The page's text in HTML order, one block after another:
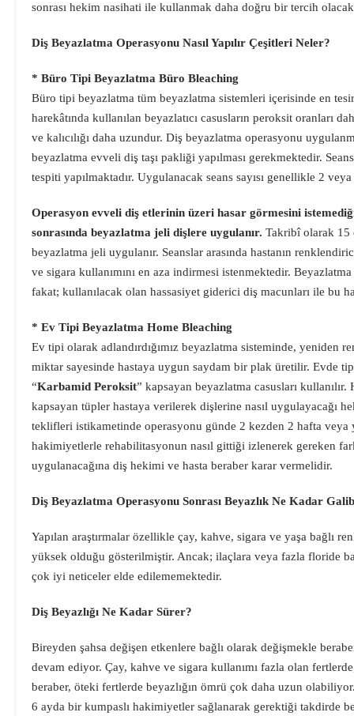
sonrası hekim nasihati ile kullanmak daha doğru bir tercih
Diş Beyazlatma Operasyonu Nasıl Yapılır Çeşitleri Neler?
* Büro Tipi Beyazlatma Büro Bleaching
Büro tipi beyazlatma tüm beyazlatma sistemleri içerisinde en
harekâtında kullanılan beyazlatıcı casusların peroksit oranları
ve kalıcılığı daha uzundur. Diş beyazlatma operasyonu
beyazlatma evveli diş taşı pakliği yapılması gerekmektedir.
tespiti yapılmaktadır. Uygulanacak seans sayısı genellikle 2
Operasyon evveli diş etlerinin üzeri hasar görmesini
sonrasında beyazlatma jeli dişlere uygulanır. Takribî olarak 15
beyazlatma jeli uygulanır. Seanslar arasında hastanın
ve sigara kullanımını en aza indirmesi istenmektedir.
fakat; kullanılacak olan hassasiyet giderici diş macunları ile bu
* Ev Tipi Beyazlatma Home Bleaching
Ev tipi olarak adlandırdığımız beyazlatma sisteminde, yeniden
miktar sayesinde hastaya uygun saydam bir plak üretilir. Evde
“Karbamid Peroksit” kapsayan beyazlatma casusları
kapsayan tüpler hastaya verilerek dişlerine nasıl uygulayacağı
teklifleri istikametinde operasyonu günde 2 kezden 2 hafta veya
hakimiyetlerle rehabilitasyonun nasıl gittiği izlenerek gereken
uygulanacağına diş hekimi ve hasta beraber karar vermelidir.
Diş Beyazlatma Operasyonu Sonrası Beyazlık Ne Kadar
Yapılan araştırmalar özellikle çay, kahve, sigara ve yaşa bağlı
yüksek olduğu gösterilmiştir. Ancak; ilaçlara veya fazla floride
çok iyi neticeler elde edilememektedir.
Diş Beyazlığı Ne Kadar Sürer?
Bireyden şahsa değişen etkenlere bağlı olarak değişmekle
devam ediyor. Çay, kahve ve sigara kullanımı fazla olan
beraber, öteki fertlerde beyazlığın ömrü çok daha uzun
6 ayda bir kumpaslı hakimiyetler sağlanarak gerektiği takdirde